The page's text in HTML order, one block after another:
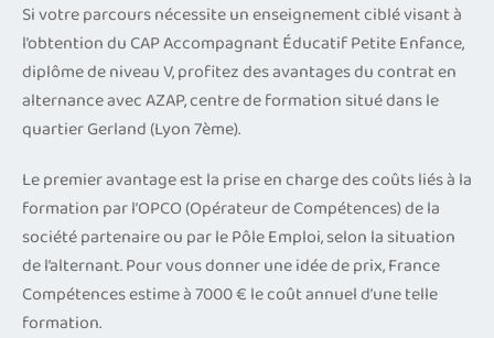
Si votre parcours nécessite un enseignement ciblé visant à
l’obtention du CAP Accompagnant Éducatif Petite Enfance,
diplôme de niveau V, profitez des avantages du contrat en
alternance avec AZAP, centre de formation situé dans le
quartier Gerland (Lyon 7ème).
Le premier avantage est la prise en charge des coûts liés à la
formation par l’OPCO (Opérateur de Compétences) de la
société partenaire ou par le Pôle Emploi, selon la situation
de l’alternant. Pour vous donner une idée de prix, France
Compétences estime à 7000 € le coût annuel d’une telle
formation.